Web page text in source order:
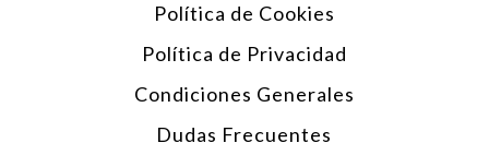
Política de Cookies
Política de Privacidad
Condiciones Generales
Dudas Frecuentes